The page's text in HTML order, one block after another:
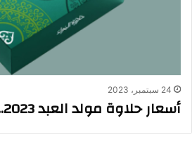
24 سبتمبر، 2023
أسعار حلاوة مولد العبد 2023.. تعرف عليها